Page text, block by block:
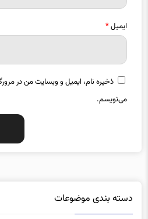
ایمیل
ذخیره نام، ایمیل و وبسایت من در